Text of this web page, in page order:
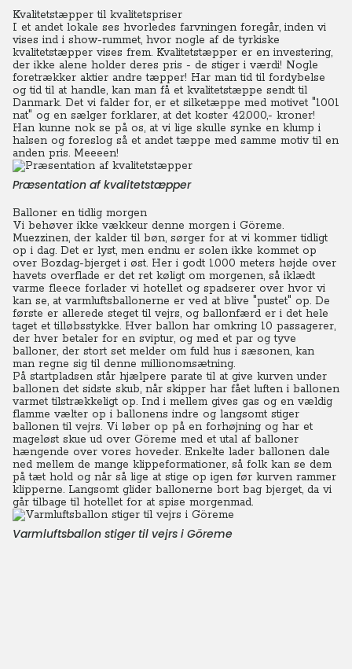
Kvalitetstæpper til kvalitetspriser
I et andet lokale ses hvorledes farvningen foregår, inden vi
vises ind i show-rummet, hvor nogle af de tyrkiske
kvalitetstæpper vises frem. Kvalitetstæpper er en investering,
der ikke alene holder deres pris - de stiger i værdi! Nogle
foretrækker aktier andre tæpper! Har man tid til fordybelse
og tid til at handle, kan man få et kvalitetstæppe sendt til
Danmark. Det vi falder for, er et silketæppe med motivet "1001
nat" og en sælger forklarer, at det koster 42.000,- kroner!
Han kunne nok se på os, at vi lige skulle synke en klump i
halsen og foreslog så et andet tæppe med samme motiv til en
anden pris. Meeeen!
Præsentation af kvalitetstæpper
Balloner en tidlig morgen
Vi behøver ikke vækkeur denne morgen i Göreme.
Muezzinen, der kalder til bøn, sørger for at vi kommer tidligt
op i dag. Det er lyst, men endnu er solen ikke kommet op
over Bozdag-bjerget i øst. Her i godt 1.000 meters højde over
havets overflade er det ret køligt om morgenen, så iklædt
varme fleece forlader vi hotellet og spadserer over hvor vi
kan se, at varmluftsballonerne er ved at blive "pustet" op. De
første er allerede steget til vejrs, og ballonfærd er i det hele
taget et tilløbsstykke. Hver ballon har omkring 10 passagerer,
der hver betaler for en sviptur, og med et par og tyve
balloner, der stort set melder om fuld hus i sæsonen, kan
man regne sig til denne millionomsætning.
På startpladsen står hjælpere parate til at give kurven under
ballonen det sidste skub, når skipper har fået luften i ballonen
varmet tilstrækkeligt op. Ind i mellem gives gas og en vældig
flamme vælter op i ballonens indre og langsomt stiger
ballonen til vejrs. Vi løber op på en forhøjning og har et
mageløst skue ud over Göreme med et utal af balloner
hængende over vores hoveder. Enkelte lader ballonen dale
ned mellem de mange klippeformationer, så folk kan se dem
på tæt hold og når så lige at stige op igen før kurven rammer
klipperne. Langsomt glider ballonerne bort bag bjerget, da vi
går tilbage til hotellet for at spise morgenmad.
Varmluftsballon stiger til vejrs i Göreme